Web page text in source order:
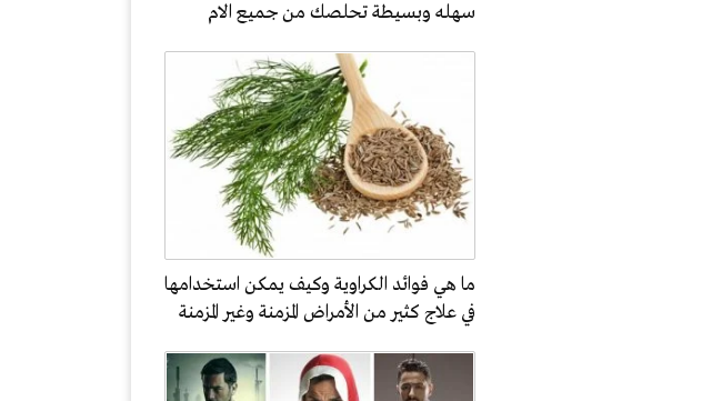
سهله وبسيطة تحلصك من جميع الام
ما هي فوائد الكراوية وكيف يمكن استخدامها
في علاج كثير من الأمراض المزمنة وغير المزمنة